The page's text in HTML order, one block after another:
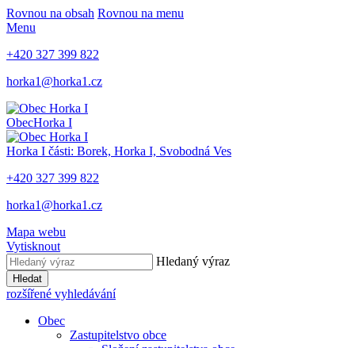
Rovnou na obsah Rovnou na menu
Menu
+420 327 399 822
horka1@horka1.cz
ObecHorka I
Horka I části: Borek, Horka I, Svobodná Ves
+420 327 399 822
horka1@horka1.cz
Mapa webu
Vytisknout
Hledaný výraz
Hledat
rozšířené vyhledávání
Obec
Zastupitelstvo obce